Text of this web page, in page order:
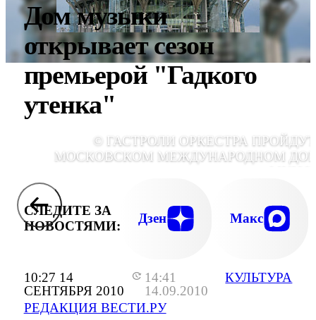
10:27 14
СЕНТЯБРЯ 2010
14:41
14.09.2010
РЕДАКЦИЯ ВЕСТИ.РУ
КУЛЬТУРА
Дом музыки
открывает сезон
премьерой "Гадкого
утенка"
© ГАСТРОЛИ ОРКЕСТРА
МОСКОВСКОМ МЕЖДУНАРОДНОМ
СЛЕДИТЕ ЗА
НОВОСТЯМИ:
Дзен Макс